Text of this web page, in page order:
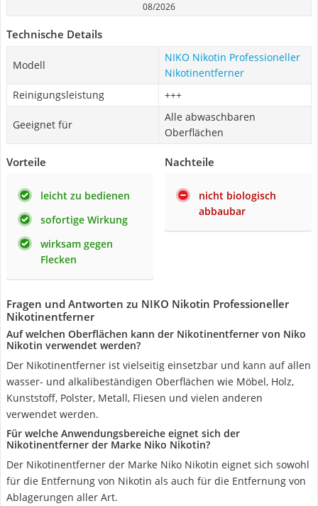
08/2026
Technische Details
Modell
NIKO Nikotin Professioneller
Nikotinentferner
Reinigungsleistung
+++
Geeignet für
Alle abwaschbaren
Oberflächen
Vorteile
leicht zu bedienen
sofortige Wirkung
wirksam gegen
Flecken
Nachteile
nicht biologisch
abbaubar
Fragen und Antworten zu NIKO Nikotin Professioneller
Nikotinentferner
Auf welchen Oberflächen kann der Nikotinentferner von Niko
Nikotin verwendet werden?
Der Nikotinentferner ist vielseitig einsetzbar und kann auf allen
wasser- und alkalibeständigen Oberflächen wie Möbel, Holz,
Kunststoff, Polster, Metall, Fliesen und vielen anderen
verwendet werden.
Für welche Anwendungsbereiche eignet sich der
Nikotinentferner der Marke Niko Nikotin?
Der Nikotinentferner der Marke Niko Nikotin eignet sich sowohl
für die Entfernung von Nikotin als auch für die Entfernung von
Ablagerungen aller Art.